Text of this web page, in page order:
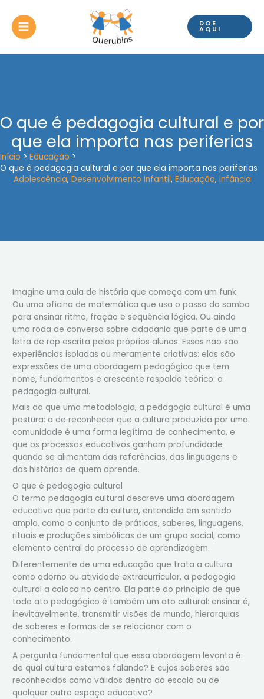
para
conteúdo
DOE
AQUI
O que é pedagogia cultural e por
que ela importa nas periferias
Início
Educação
O que é pedagogia cultural e por que ela importa nas periferias
Adolescência, Desenvolvimento Infantil, Educação, Infância
Imagine uma aula de história que começa com um funk.
Ou uma oficina de matemática que usa o passo do samba
para ensinar ritmo, fração e sequência lógica. Ou ainda
uma roda de conversa sobre cidadania que parte de uma
letra de rap escrita pelos próprios alunos. Essas não são
experiências isoladas ou meramente criativas: elas são
expressões de uma abordagem pedagógica que tem
nome, fundamentos e crescente respaldo teórico: a
pedagogia cultural.
Mais do que uma metodologia, a pedagogia cultural é uma
postura: a de reconhecer que a cultura produzida por uma
comunidade é uma forma legítima de conhecimento, e
que os processos educativos ganham profundidade
quando se alimentam das referências, das linguagens e
das histórias de quem aprende.
O que é pedagogia cultural
O termo pedagogia cultural descreve uma abordagem
educativa que parte da cultura, entendida em sentido
amplo, como o conjunto de práticas, saberes, linguagens,
rituais e produções simbólicas de um grupo social, como
elemento central do processo de aprendizagem.
Diferentemente de uma educação que trata a cultura
como adorno ou atividade extracurricular, a pedagogia
cultural a coloca no centro. Ela parte do princípio de que
todo ato pedagógico é também um ato cultural: ensinar é,
inevitavelmente, transmitir visões de mundo, hierarquias
de saberes e formas de se relacionar com o
conhecimento.
A pergunta fundamental que essa abordagem levanta é:
de qual cultura estamos falando? E cujos saberes são
reconhecidos como válidos dentro da escola ou de
qualquer outro espaço educativo?